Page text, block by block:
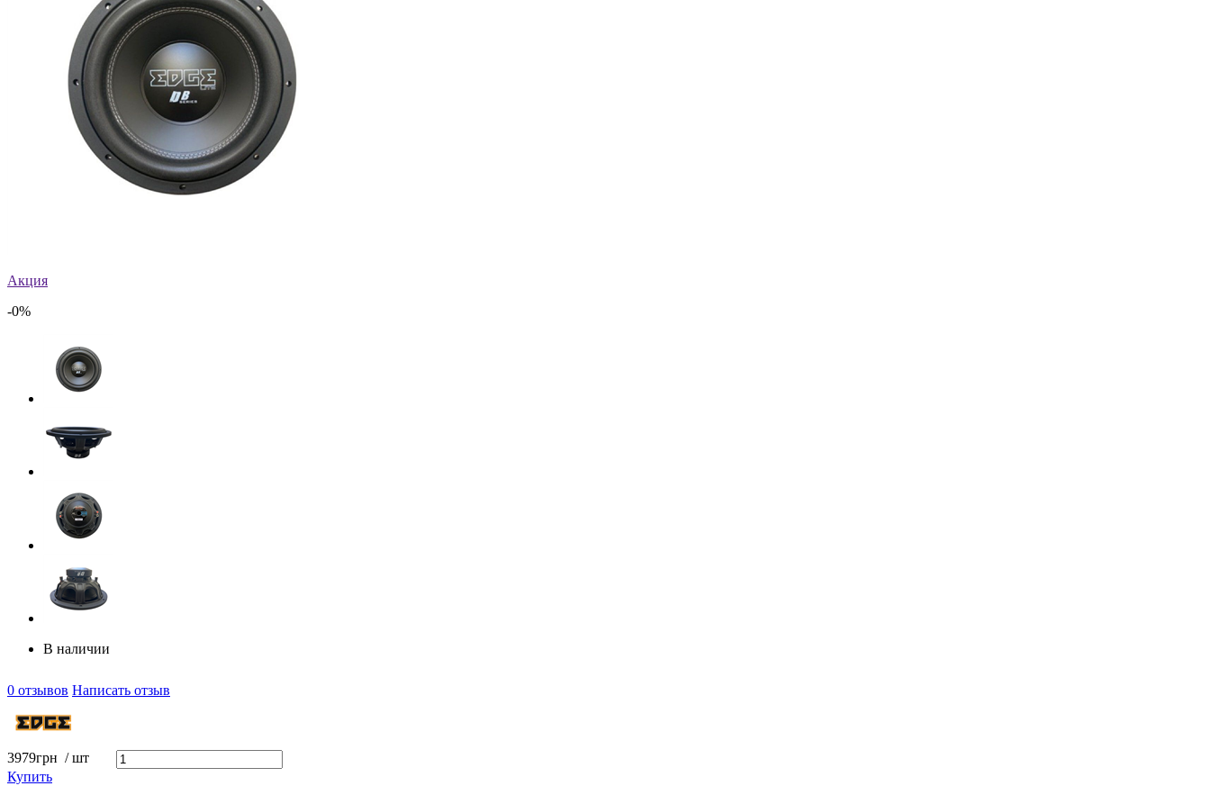
Акция
-0%
В наличии
0 отзывов Написать отзыв
3979грн / шт
Купить